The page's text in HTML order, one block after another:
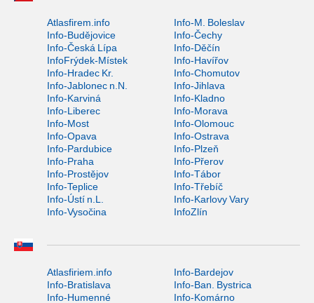
Atlasfirem.info
Info-M. Boleslav
Info-Budějovice
Info-Čechy
Info-Česká Lípa
Info-Děčín
InfoFrýdek-Místek
Info-Havířov
Info-Hradec Kr.
Info-Chomutov
Info-Jablonec n.N.
Info-Jihlava
Info-Karviná
Info-Kladno
Info-Liberec
Info-Morava
Info-Most
Info-Olomouc
Info-Opava
Info-Ostrava
Info-Pardubice
Info-Plzeň
Info-Praha
Info-Přerov
Info-Prostějov
Info-Tábor
Info-Teplice
Info-Třebíč
Info-Ústí n.L.
Info-Karlovy Vary
Info-Vysočina
InfoZlín
Atlasfiriem.info
Info-Bardejov
Info-Bratislava
Info-Ban. Bystrica
Info-Humenné
Info-Komárno